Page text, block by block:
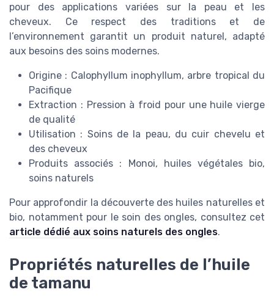
pour des applications variées sur la peau et les
cheveux. Ce respect des traditions et de
l’environnement garantit un produit naturel, adapté
aux besoins des soins modernes.
Origine : Calophyllum inophyllum, arbre tropical du
Pacifique
Extraction : Pression à froid pour une huile vierge
de qualité
Utilisation : Soins de la peau, du cuir chevelu et
des cheveux
Produits associés : Monoi, huiles végétales bio,
soins naturels
Pour approfondir la découverte des huiles naturelles et
bio, notamment pour le soin des ongles, consultez cet
article dédié aux soins naturels des ongles.
Propriétés naturelles de l’huile
de tamanu